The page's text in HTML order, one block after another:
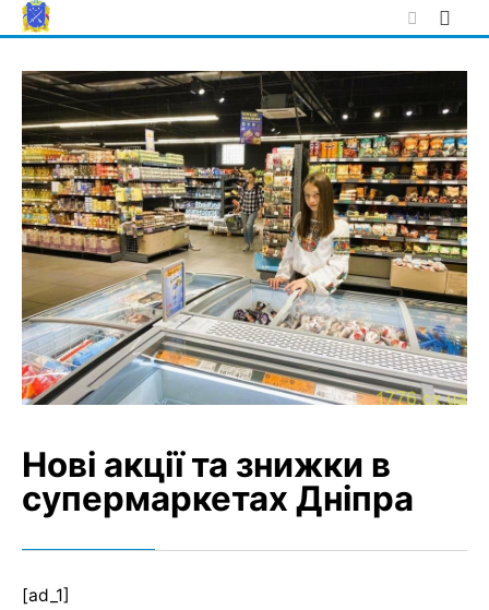
Skip
to
Нові акції та знижки в
супермаркетах Дніпра
[ad_1]